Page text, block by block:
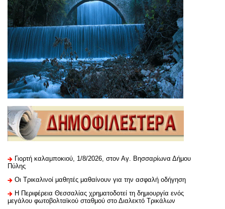
Γιορτή καλαμποκιού, 1/8/2026, στον Αγ. Βησσαρίωνα Δήμου
Πύλης
Οι Τρικαλινοί μαθητές μαθαίνουν για την ασφαλή οδήγηση
H Περιφέρεια Θεσσαλίας χρηματοδοτεί τη δημιουργία ενός
μεγάλου φωτοβολταϊκού σταθμού στο Διαλεκτό Τρικάλων